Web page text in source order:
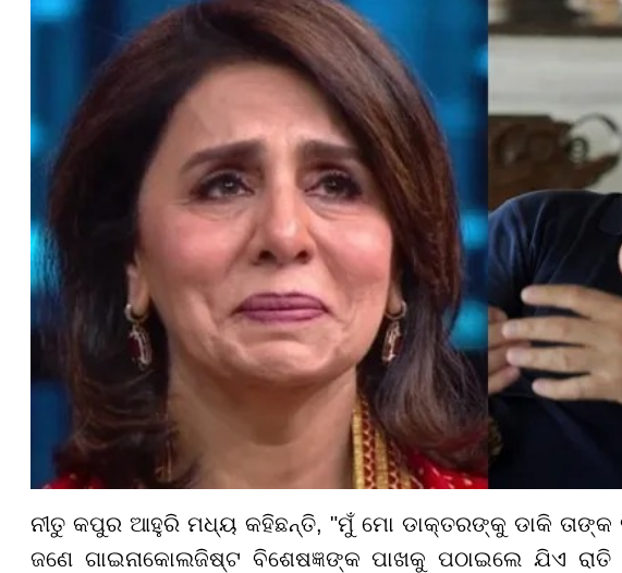
ନୀତୁ କପୁର ଆହୁରି ମଧ୍ୟ କହିଛନ୍ତି, "ମୁଁ ମୋ ଡାକ୍ତରଙ୍କୁ ଡାକି ତାଙ୍କ
ଜଣେ ଗାଇନାକୋଲଜିଷ୍ଟ ବିଶେଷଜ୍ଞଙ୍କ ପାଖକୁ ପଠାଇଲେ ଯିଏ